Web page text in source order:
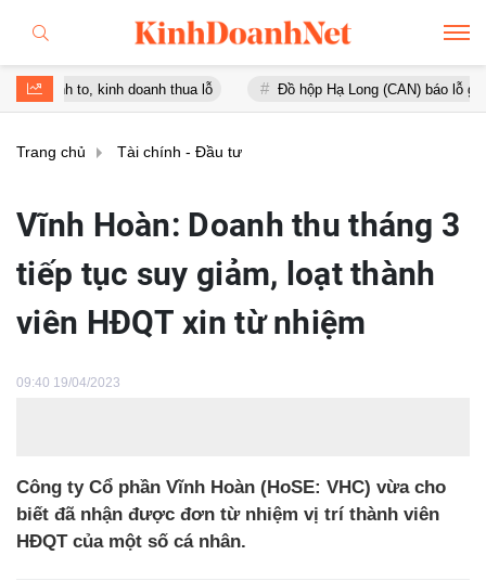
kinh doanh thua lỗ Đồ hộp Hạ Long (CAN) báo lỗ gần 16 tỷ
Trang chủ Tài chính - Đầu tư
Vĩnh Hoàn: Doanh thu tháng 3
tiếp tục suy giảm, loạt thành
viên HĐQT xin từ nhiệm
09:40 19/04/2023
Công ty Cổ phần Vĩnh Hoàn (HoSE: VHC) vừa cho
biết đã nhận được đơn từ nhiệm vị trí thành viên
HĐQT của một số cá nhân.